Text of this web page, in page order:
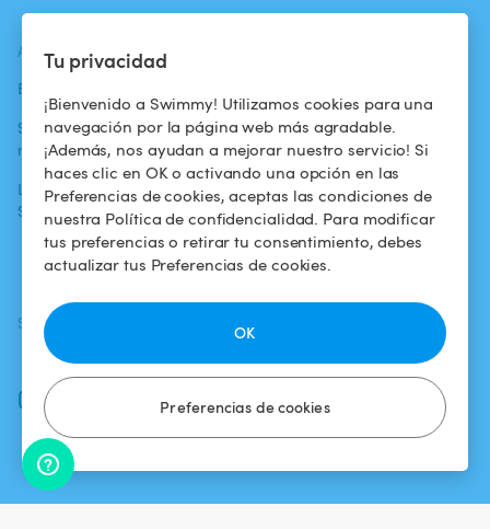
Tu privacidad
¡Bienvenido a Swimmy! Utilizamos cookies para una
navegación por la página web más agradable.
¡Además, nos ayudan a mejorar nuestro servicio! Si
haces clic en OK o activando una opción en las
Preferencias de cookies, aceptas las condiciones de
nuestra Política de confidencialidad. Para modificar
tus preferencias o retirar tu consentimiento, debes
actualizar tus Preferencias de cookies.
Preferencias de cookies
OK
ACTUALIDADES
Blog
Swimmy en los
medios
La aventura
Swimmy
Para los
propietarios
Alquilar mi
piscina
¿Cómo funciona?
Condiciones de
uso
Política de
confidencialidad
Aviso legal
SÍGUENOS
Facebook
Instagram